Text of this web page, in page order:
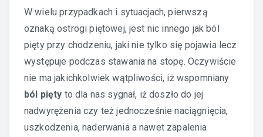
W wielu przypadkach i sytuacjach, pierwszą
oznaką ostrogi piętowej, jest nic innego jak ból
pięty przy chodzeniu, jaki nie tylko się pojawia lecz
występuje podczas stawania na stopę. Oczywiście
nie ma jakichkolwiek wątpliwości, iż wspomniany
ból pięty to dla nas sygnał, iż doszło do jej
nadwyrężenia czy też jednocześnie naciągnięcia,
uszkodzenia, naderwania a nawet zapalenia